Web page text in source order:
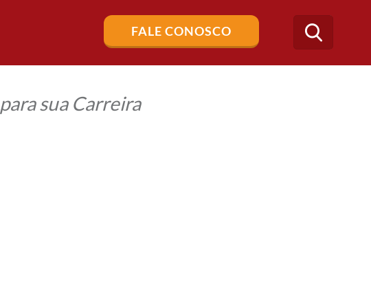
FALE CONOSCO
Buscar
no
blog
sua Carreira